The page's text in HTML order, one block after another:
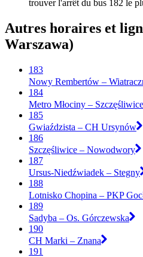
trouver l'arrêt du bus 182 le
Autres horaires et
Warszawa)
183
Nowy Rembertów –
184
Metro Młociny – Szczęśliwice
185
Gwiaździsta – CH Ursynów
186
Szczęśliwice – Nowodwory
187
Ursus-Niedźwiadek – Stegny
188
Lotnisko Chopina – PKP
189
Sadyba – Os. Górczewska
190
CH Marki – Znana
191